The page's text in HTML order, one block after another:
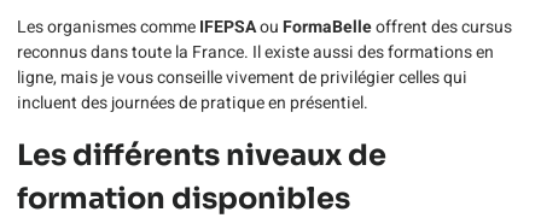
Les organismes commeIFEPSAou FormaBelleoffrent des cursus
reconnus dans toute la France. Il existe aussi des formations en
ligne, mais je vous conseille vivement de privilégier celles qui
incluent des journées de pratique en présentiel.
Les différents niveaux de
formation disponibles